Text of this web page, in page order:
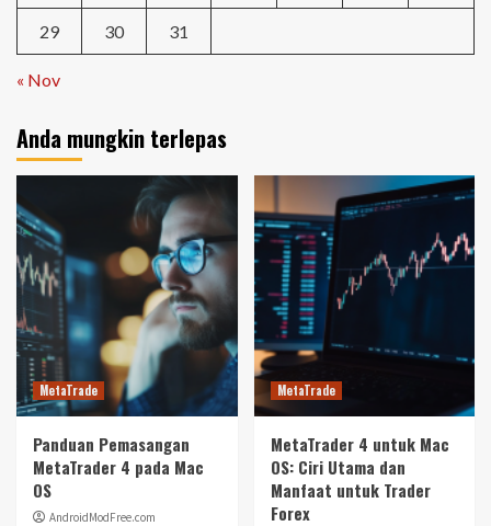
29 30 31
« Nov
Anda mungkin terlepas
MetaTrade
Panduan Pemasangan
MetaTrader 4 pada Mac
OS
AndroidModFree.com
MetaTrade
MetaTrader 4 untuk Mac
OS: Ciri Utama dan
Manfaat untuk Trader
Forex